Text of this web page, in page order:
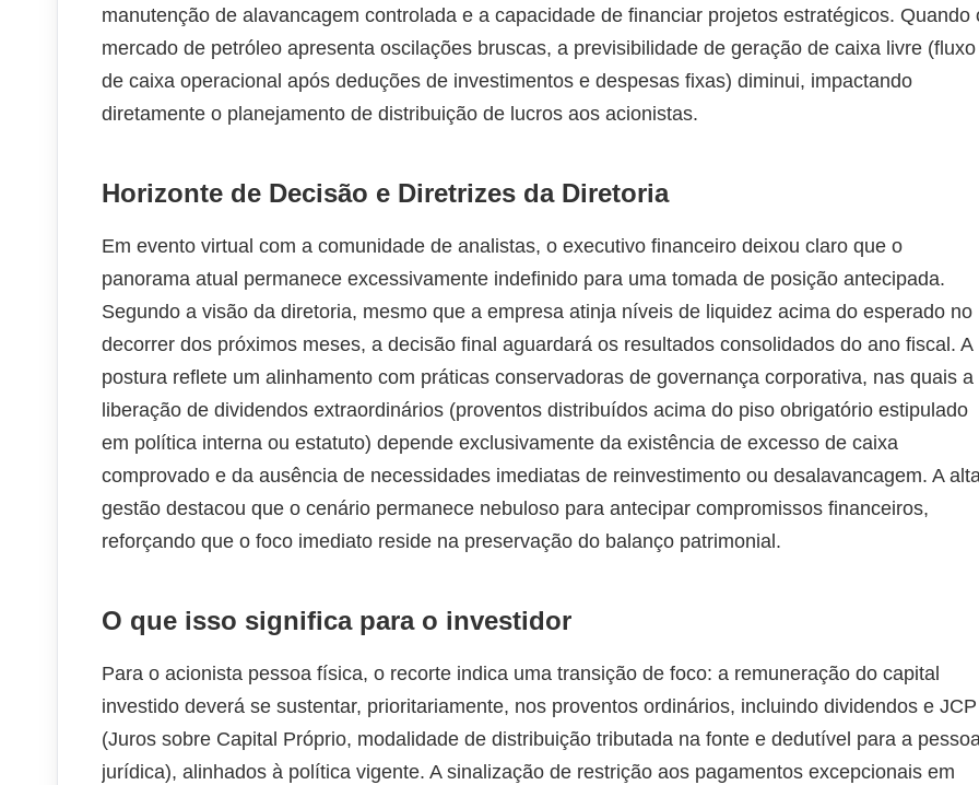
manutenção de alavancagem controlada e a capacidade de financiar projetos estratégicos. Quando
mercado de petróleo apresenta oscilações bruscas, a previsibilidade de geração de caixa livre (fluxo
de caixa operacional após deduções de investimentos e despesas fixas) diminui, impactando
diretamente o planejamento de distribuição de lucros aos acionistas.
Horizonte de Decisão e Diretrizes da Diretoria
Em evento virtual com a comunidade de analistas, o executivo financeiro deixou claro que o
panorama atual permanece excessivamente indefinido para uma tomada de posição antecipada.
Segundo a visão da diretoria, mesmo que a empresa atinja níveis de liquidez acima do esperado no
decorrer dos próximos meses, a decisão final aguardará os resultados consolidados do ano fiscal. A
postura reflete um alinhamento com práticas conservadoras de governança corporativa, nas quais a
liberação de dividendos extraordinários (proventos distribuídos acima do piso obrigatório estipulado
em política interna ou estatuto) depende exclusivamente da existência de excesso de caixa
comprovado e da ausência de necessidades imediatas de reinvestimento ou desalavancagem. A
gestão destacou que o cenário permanece nebuloso para antecipar compromissos financeiros,
reforçando que o foco imediato reside na preservação do balanço patrimonial.
O que isso significa para o investidor
Para o acionista pessoa física, o recorte indica uma transição de foco: a remuneração do capital
investido deverá se sustentar, prioritariamente, nos proventos ordinários, incluindo dividendos e JCP
(Juros sobre Capital Próprio, modalidade de distribuição tributada na fonte e dedutível para a
jurídica), alinhados à política vigente. A sinalização de restrição aos pagamentos excepcionais em